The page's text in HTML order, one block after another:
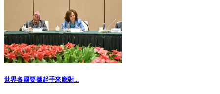
世界各國要攜起手來應對...